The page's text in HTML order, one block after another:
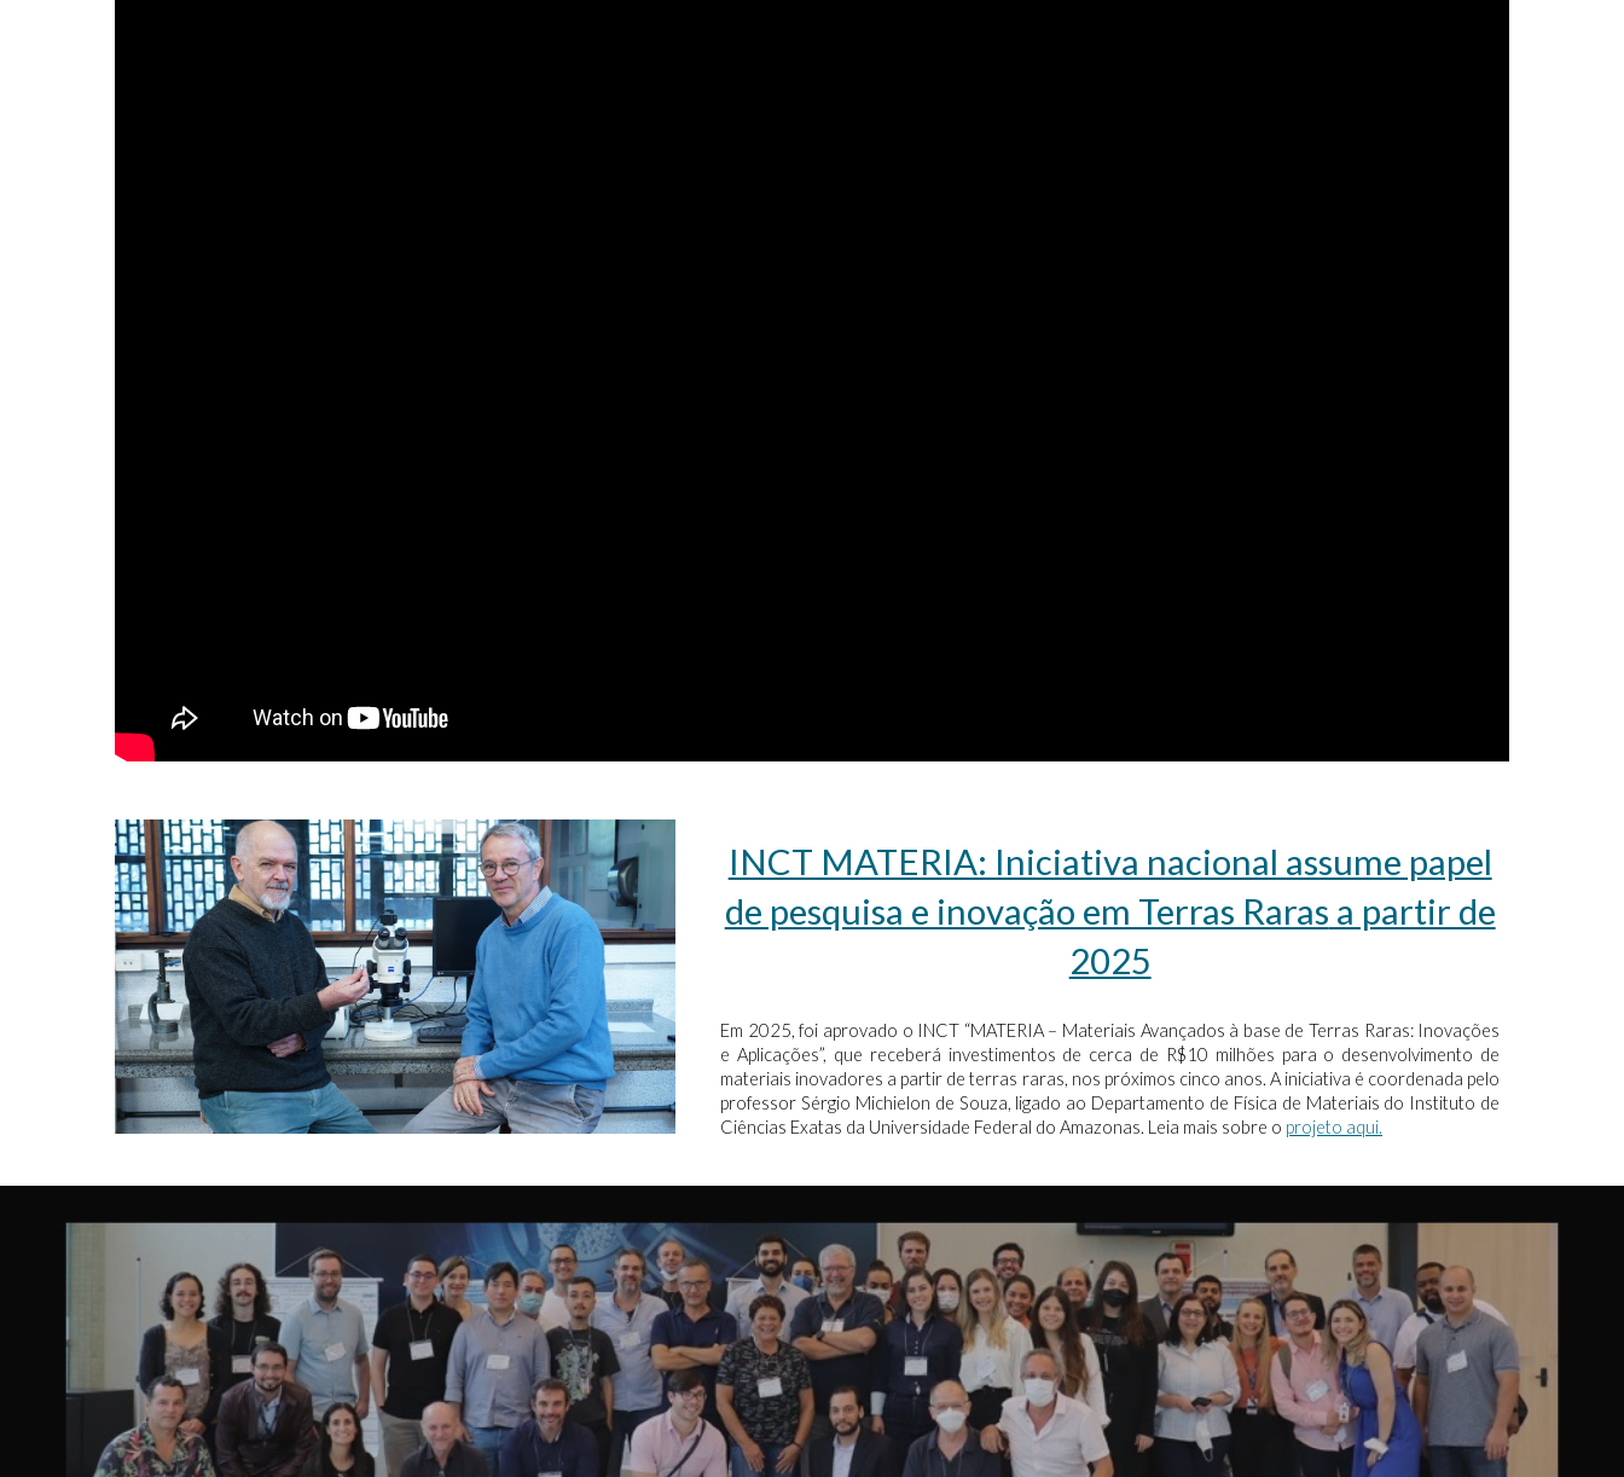
INCT MATERIA: Iniciativa nacional assume papel
de pesquisa e inovação em Terras Raras a partir de
2025
Em 2025, foi aprovado o INCT “MATERIA – Materiais Avançados à base de Terras Raras: Inovações
e Aplicações”, que receberá investimentos de cerca de R$10 milhões para o desenvolvimento de
materiais inovadores a partir de terras raras, nos próximos cinco anos. A iniciativa é coordenada pelo
professor Sérgio Michielon de Souza, ligado ao Departamento de Física de Materiais do Instituto de
Ciências Exatas da Universidade Federal do Amazonas. Leia mais sobre o projeto aqui.